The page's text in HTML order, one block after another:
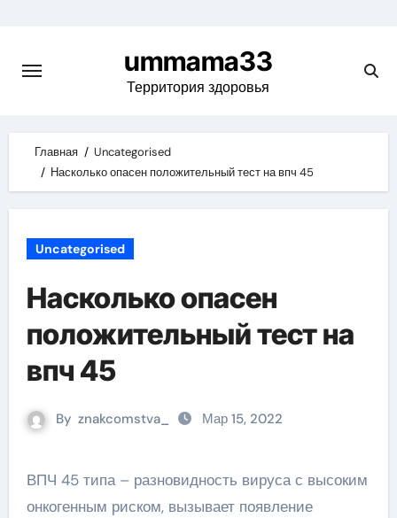
content
ummama33
Территория здоровья
Главная
Uncategorised
Насколько опасен положительный тест на впч 45
Uncategorised
Насколько опасен
положительный тест на
впч 45
By znakcomstva_ Мар 15, 2022
ВПЧ 45 типа – разновидность вируса с высоким
онкогенным риском, вызывает появление